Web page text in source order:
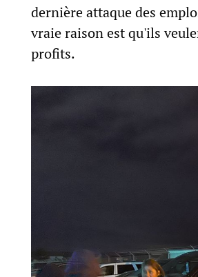
dernière attaque des
vraie raison est qu'ils
profits.